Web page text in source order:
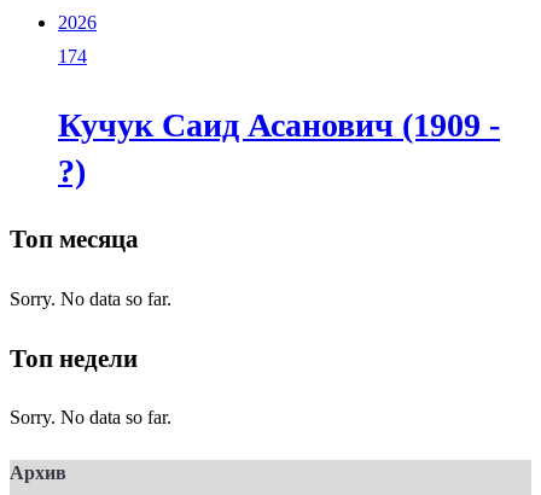
2026
174
Кучук Саид Асанович (1909 -
?)
Топ месяца
Sorry. No data so far.
Топ недели
Sorry. No data so far.
Архив